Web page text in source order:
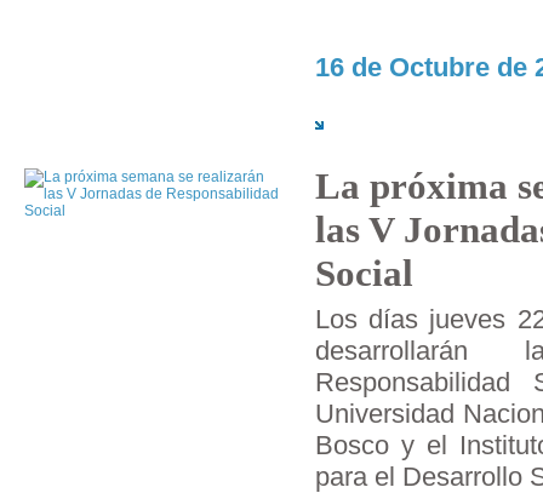
16 de Octubre de
La próxima
las V
Social
Los días jueves
Universidad
Bosco y el
para el Desarrollo